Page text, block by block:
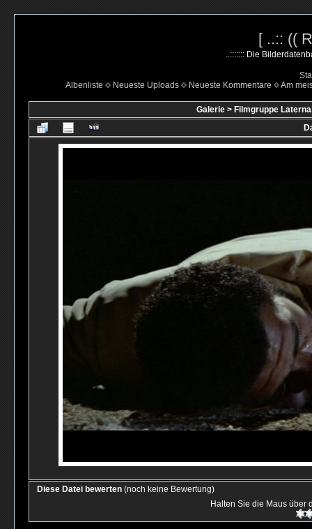
[ ..:: ((
..::::::: Die
Albenliste
Neueste Uploads Neueste Kommentare Am
Galerie> Filmgruppe
Diese Datei bewerten (noch keine Bewertung)
Halten Sie die Maus über